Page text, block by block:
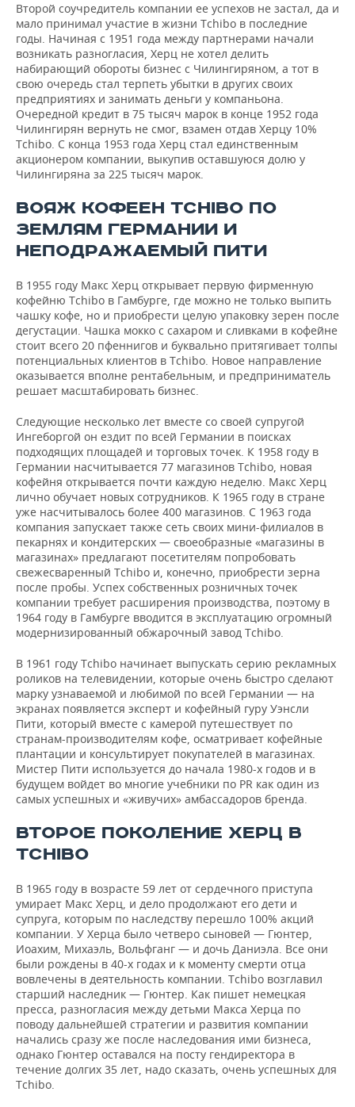
Второй соучредитель компании ее успехов не застал, да и
мало принимал участие в жизни Tchibo в последние
годы. Начиная с 1951 года между партнерами начали
возникать разногласия, Херц не хотел делить
набирающий обороты бизнес с Чилингиряном, а тот в
свою очередь стал терпеть убытки в других своих
предприятиях и занимать деньги у компаньона.
Очередной кредит в 75 тысяч марок в конце 1952 года
Чилингирян вернуть не смог, взамен отдав Херцу 10%
Tchibo. С конца 1953 года Херц стал единственным
акционером компании, выкупив оставшуюся долю у
Чилингиряна за 225 тысяч марок.
ВОЯЖ КОФЕЕН TCHIBO ПО
ЗЕМЛЯМ ГЕРМАНИИ И
НЕПОДРАЖАЕМЫЙ ПИТИ
В 1955 году Макс Херц открывает первую фирменную
кофейню Tchibo в Гамбурге, где можно не только выпить
чашку кофе, но и приобрести целую упаковку зерен после
дегустации. Чашка мокко с сахаром и сливками в кофейне
стоит всего 20 пфеннигов и буквально притягивает толпы
потенциальных клиентов в Tchibo. Новое направление
оказывается вполне рентабельным, и предприниматель
решает масштабировать бизнес.
Следующие несколько лет вместе со своей супругой
Ингеборгой он ездит по всей Германии в поисках
подходящих площадей и торговых точек. К 1958 году в
Германии насчитывается 77 магазинов Tchibo, новая
кофейня открывается почти каждую неделю. Макс Херц
лично обучает новых сотрудников. К 1965 году в стране
уже насчитывалось более 400 магазинов. С 1963 года
компания запускает также сеть своих мини-филиалов в
пекарнях и кондитерских — своеобразные «магазины в
магазинах» предлагают посетителям попробовать
свежесваренный Tchibo и, конечно, приобрести зерна
после пробы. Успех собственных розничных точек
компании требует расширения производства, поэтому в
1964 году в Гамбурге вводится в эксплуатацию огромный
модернизированный обжарочный завод Tchibo.
В 1961 году Tchibo начинает выпускать серию рекламных
роликов на телевидении, которые очень быстро сделают
марку узнаваемой и любимой по всей Германии — на
экранах появляется эксперт и кофейный гуру Уэнсли
Пити, который вместе с камерой путешествует по
странам-производителям кофе, осматривает кофейные
плантации и консультирует покупателей в магазинах.
Мистер Пити используется до начала 1980-х годов и в
будущем войдет во многие учебники по PR как один из
самых успешных и «живучих» амбассадоров бренда.
ВТОРОЕ ПОКОЛЕНИЕ ХЕРЦ В
TCHIBO
В 1965 году в возрасте 59 лет от сердечного приступа
умирает Макс Херц, и дело продолжают его дети и
супруга, которым по наследству перешло 100% акций
компании. У Херца было четверо сыновей — Гюнтер,
Иоахим, Михаэль, Вольфганг — и дочь Даниэла. Все они
были рождены в 40-х годах и к моменту смерти отца
вовлечены в деятельность компании. Tchibo возглавил
старший наследник — Гюнтер. Как пишет немецкая
пресса, разногласия между детьми Макса Херца по
поводу дальнейшей стратегии и развития компании
начались сразу же после наследования ими бизнеса,
однако Гюнтер оставался на посту гендиректора в
течение долгих 35 лет, надо сказать, очень успешных для
Tchibo.